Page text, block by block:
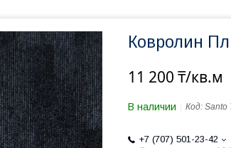
Ковролин
11 200 ₸/кв.м
В наличии Код: Santo
+7 (707) 501-23-42